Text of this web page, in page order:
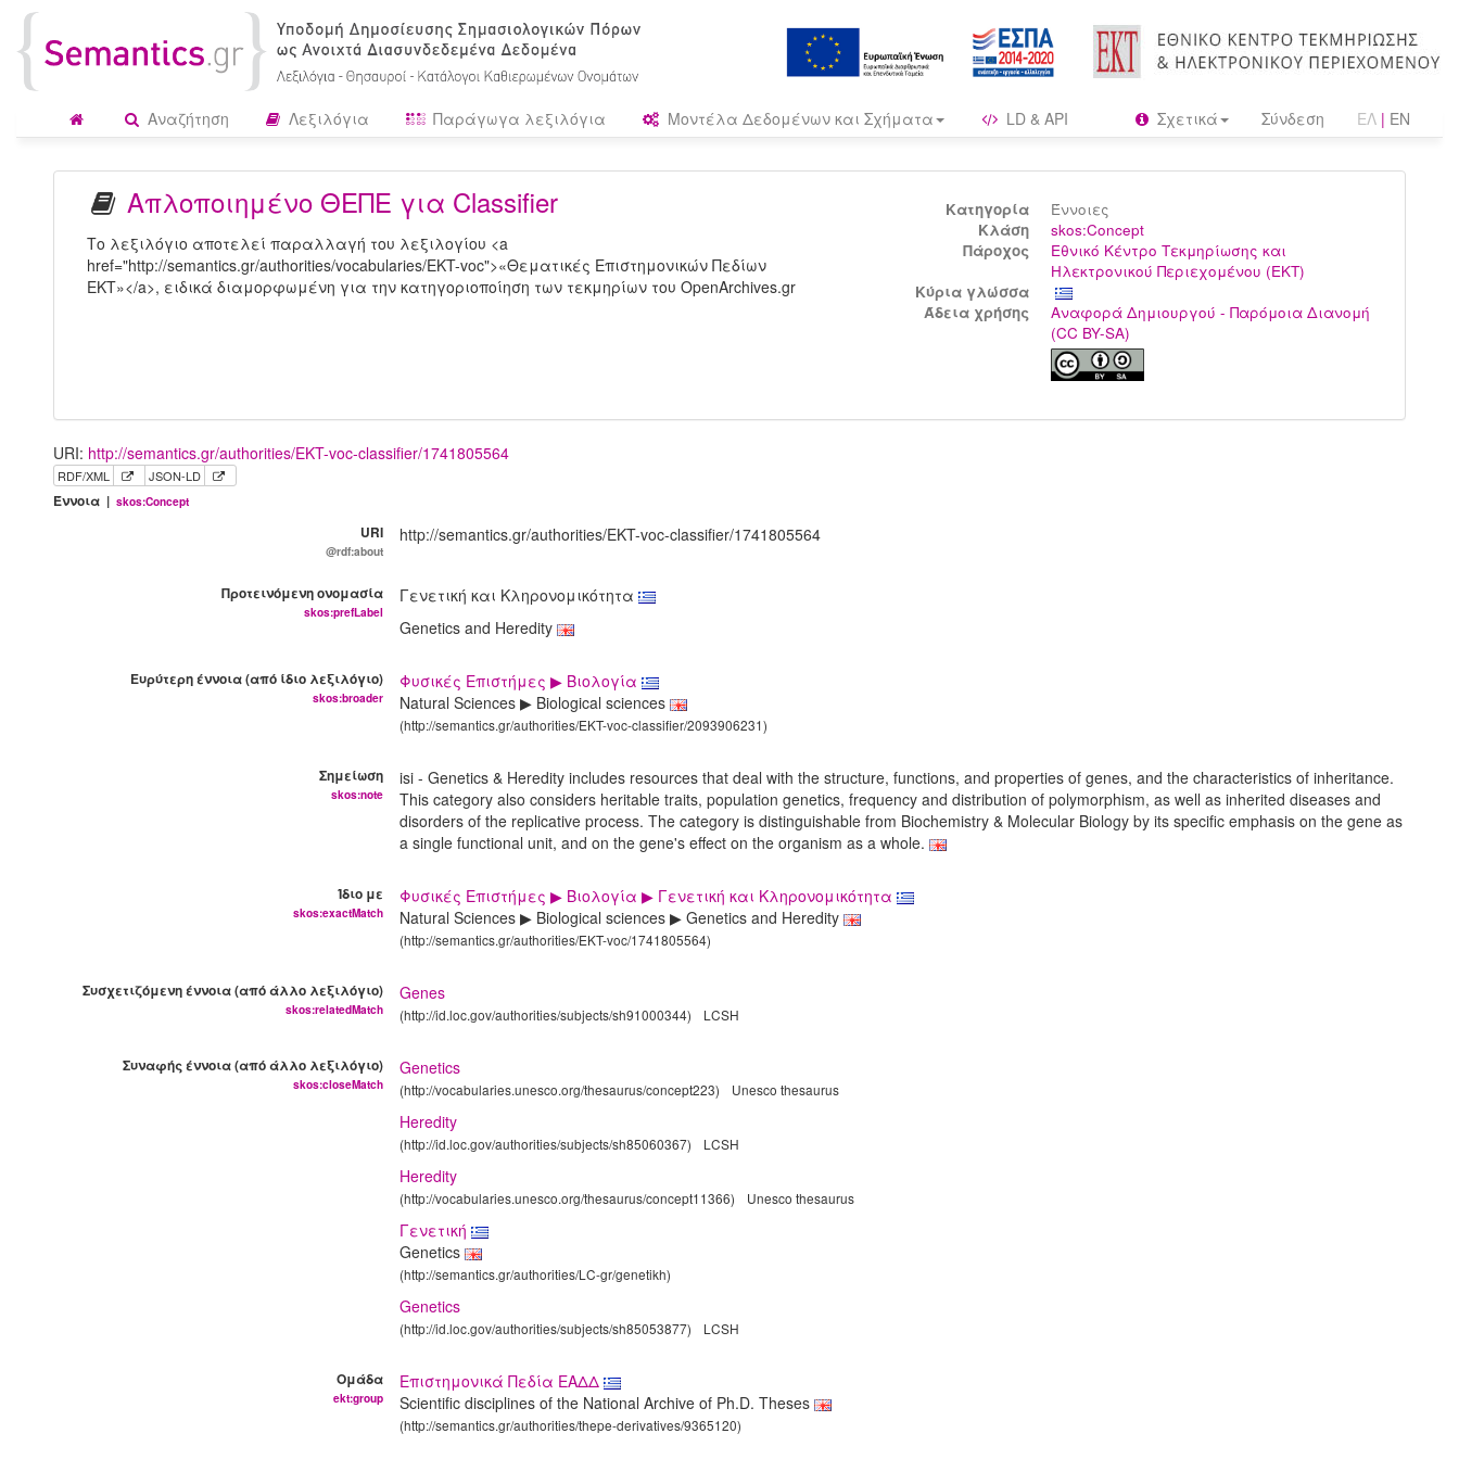
Αναζήτηση Λεξιλόγια Παράγωγα λεξιλόγια Μοντέλα Δεδομένων και Σχήματα LD & API Σχετικά Σύνδεση ΕΛ | EN
Απλοποιημένο ΘΕΠΕ για Classifier
Το λεξιλόγιο αποτελεί παραλλαγή του λεξιλογίου <a
href="http://semantics.gr/authorities/vocabularies/EKT-voc">«Θεματικές Επιστημονικών Πεδίων
ΕΚΤ»</a>, ειδικά διαμορφωμένη για την κατηγοριοποίηση των τεκμηρίων του OpenArchives.gr
Κατηγορία
Έννοιες
Kλάση
skos:Concept
Πάροχος
Εθνικό Κέντρο Τεκμηρίωσης και
Ηλεκτρονικού Περιεχομένου (ΕΚΤ)
Κύρια γλώσσα
Άδεια χρήσης
Αναφορά Δημιουργού - Παρόμοια Διανομή
(CC BY-SA)
URI: http://semantics.gr/authorities/EKT-voc-classifier/1741805564
RDF/XML JSON-LD
Έννοια | skos:Concept
URI
@rdf:about
http://semantics.gr/authorities/EKT-voc-classifier/1741805564
Προτεινόμενη ονομασία
skos:prefLabel
Γενετική και Κληρονομικότητα
Genetics and Heredity
Ευρύτερη έννοια (από ίδιο λεξιλόγιο)
skos:broader
Φυσικές Επιστήμες ▶ Βιολογία
Natural Sciences ▶ Biological sciences
(http://semantics.gr/authorities/EKT-voc-classifier/2093906231)
Σημείωση
skos:note
isi - Genetics & Heredity includes resources that deal with the structure, functions, and properties of genes, and the characteristics of inheritance.
This category also considers heritable traits, population genetics, frequency and distribution of polymorphism, as well as inherited diseases and
disorders of the replicative process. The category is distinguishable from Biochemistry & Molecular Biology by its specific emphasis on the gene as
a single functional unit, and on the gene's effect on the organism as a whole.
Ίδιο με
skos:exactMatch
Φυσικές Επιστήμες ▶ Βιολογία ▶ Γενετική και Κληρονομικότητα
Natural Sciences ▶ Biological sciences ▶ Genetics and Heredity
(http://semantics.gr/authorities/EKT-voc/1741805564)
Συσχετιζόμενη έννοια (από άλλο λεξιλόγιο)
skos:relatedMatch
Genes
(http://id.loc.gov/authorities/subjects/sh91000344) LCSH
Συναφής έννοια (από άλλο λεξιλόγιο)
skos:closeMatch
Genetics
(http://vocabularies.unesco.org/thesaurus/concept223) Unesco thesaurus
Heredity
(http://id.loc.gov/authorities/subjects/sh85060367) LCSH
Heredity
(http://vocabularies.unesco.org/thesaurus/concept11366) Unesco thesaurus
Γενετική
Genetics
(http://semantics.gr/authorities/LC-gr/genetikh)
Genetics
(http://id.loc.gov/authorities/subjects/sh85053877) LCSH
Ομάδα
ekt:group
Επιστημονικά Πεδία ΕΑΔΔ
Scientific disciplines of the National Archive of Ph.D. Theses
(http://semantics.gr/authorities/thepe-derivatives/9365120)